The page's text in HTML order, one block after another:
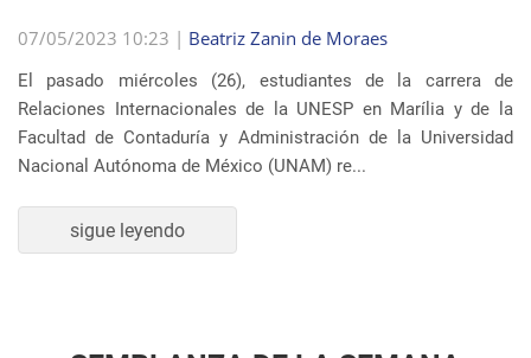
sigue leyendo
SEMBLANZA DE LA SEMANA